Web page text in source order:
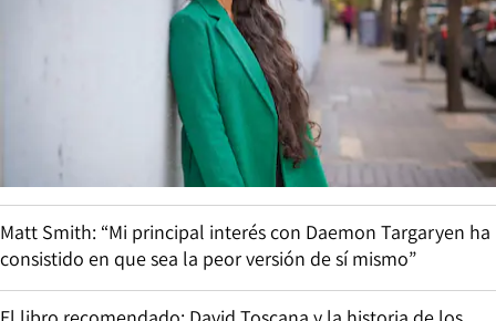
Matt Smith: “Mi principal interés con Daemon Targaryen ha
consistido en que sea la peor versión de sí mismo”